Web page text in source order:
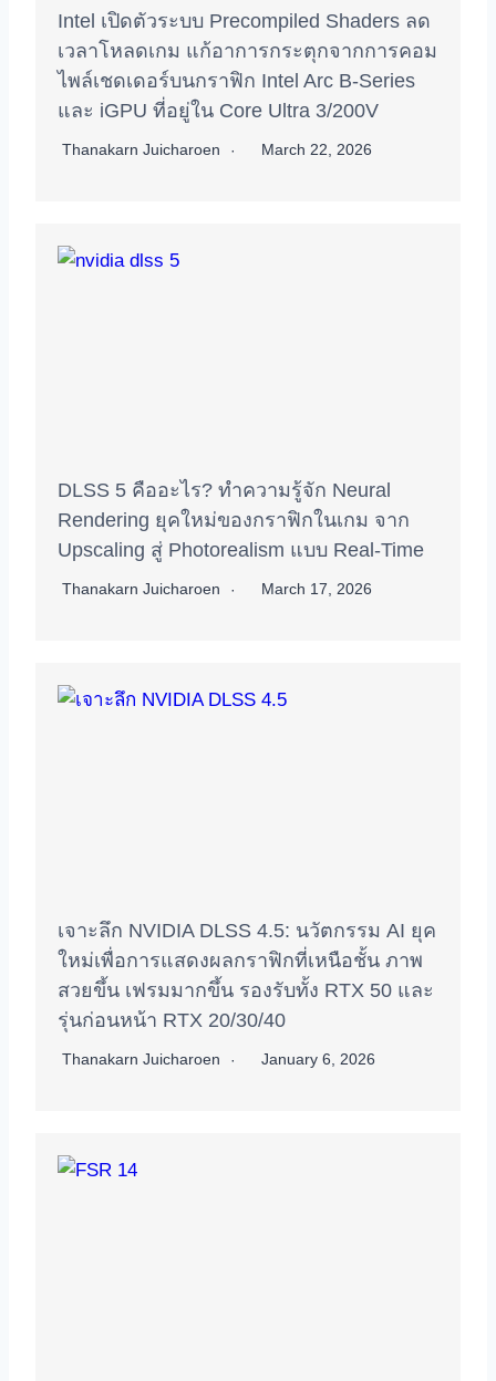
Intel เปิดตัวระบบ Precompiled Shaders ลด
เวลาโหลดเกม แก้อาการกระตุกจากการคอม
ไพล์เชดเดอร์บนกราฟิก Intel Arc B-Series
และ iGPU ที่อยู่ใน Core Ultra 3/200V
Thanakarn Juicharoen March 22, 2026
DLSS 5 คืออะไร? ทำความรู้จัก Neural
Rendering ยุคใหม่ของกราฟิกในเกม จาก
Upscaling สู่ Photorealism แบบ Real‑Time
Thanakarn Juicharoen March 17, 2026
เจาะลึก NVIDIA DLSS 4.5: นวัตกรรม AI ยุค
ใหม่เพื่อการแสดงผลกราฟิกที่เหนือชั้น ภาพ
สวยขึ้น เฟรมมากขึ้น รองรับทั้ง RTX 50 และ
รุ่นก่อนหน้า RTX 20/30/40
Thanakarn Juicharoen January 6, 2026